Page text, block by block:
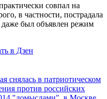
совпал на
в частности, пострадала
даже был объявлен режим
в Дзен
снялась в патриотическом
против российских